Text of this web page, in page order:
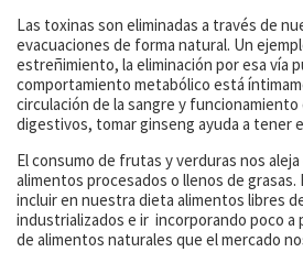
Las toxinas son eliminadas a través de
evacuaciones de forma natural. Un
estreñimiento, la eliminación por esa vía
comportamiento metabólico está
circulación de la sangre y funcionamiento
digestivos, tomar ginseng ayuda a tener
El consumo de frutas y verduras nos
alimentos procesados o llenos de grasas.
incluir en nuestra dieta alimentos libres
industrializados e ir incorporando poco a
de alimentos naturales que el mercado